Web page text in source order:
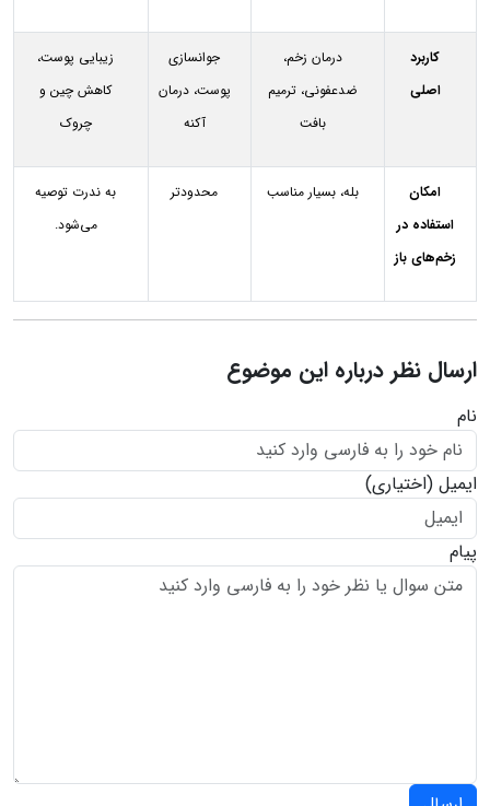
کاربرد
اصلی
درمان زخم،
ضدعفونی، ترمیم
بافت
جوانسازی
پوست، درمان
آکنه
زیبایی پوست،
کاهش چین و
چروک
امکان
استفاده در
زخم‌های باز
بله، بسیار مناسب محدودتر
به ندرت توصیه
می‌شود.
ارسال نظر درباره این موضوع
نام
ایمیل (اختیاری)
پیام